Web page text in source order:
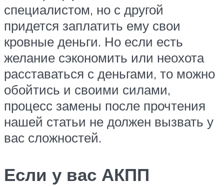
специалистом, но с другой
придется заплатить ему свои
кровные деньги. Но если есть
желание сэкономить или неохота
расставаться с деньгами, то можно
обойтись и своими силами,
процесс замены после прочтения
нашей статьи не должен вызвать у
вас сложностей.
Если у вас АКПП